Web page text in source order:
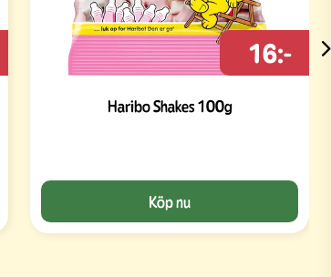
Haribo Shakes 100g
16:-
Köp nu